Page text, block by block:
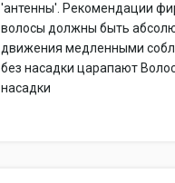
'антенны'. Рекомендации
волосы должны быть
движения медленными
без насадки царапают
насадки